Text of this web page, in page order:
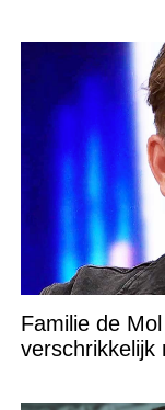
Familie de
verschrikkelijk